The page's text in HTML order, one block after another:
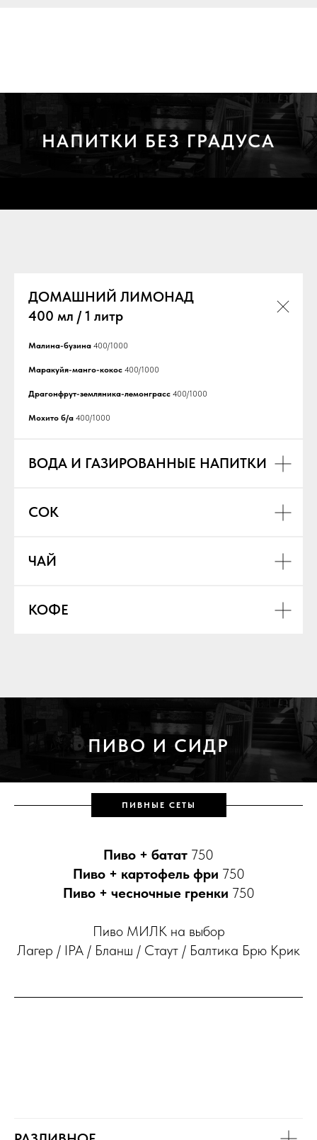
НАПИТКИ БЕЗ ГРАДУСА
ДОМАШНИЙ ЛИМОНАД
400 мл / 1 литр
Малина-бузина 400/1000
Маракуйя-манго-кокос 400/1000
Драгонфрут-земляника-лемонграсс 400/1000
Мохито б/а 400/1000
ВОДА И ГАЗИРОВАННЫЕ НАПИТКИ
СОК
ЧАЙ
КОФЕ
ПИВО И СИДР
ПИВНЫЕ СЕТЫ
Пиво + батат 750
Пиво + картофель фри 750
Пиво + чесночные гренки 750
Пиво МИЛК на выбор
Лагер / IPA / Бланш / Стаут / Балтика Брю Крик